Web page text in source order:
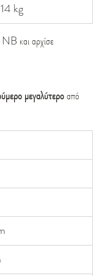
kg
και αρχίσε
μεγαλύτερο από